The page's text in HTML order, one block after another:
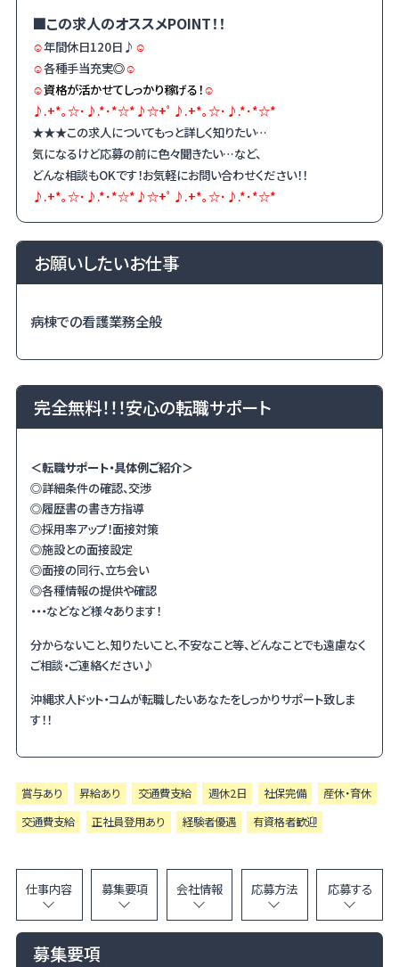
■この求人のオススメPOINT！！
☺年間休日120日♪ ☺
☺各種手当充実◎☺
☺資格が活かせてしっかり稼げる！☺
♪.+*｡☆･♪.*･*☆*♪☆+ﾟ♪.+*｡☆･♪.*･*☆*
★★★この求人についてもっと詳しく知りたい…
気になるけど応募の前に色々聞きたい…など、
どんな相談もOKです！お気軽にお問い合わせください！！
♪.+*｡☆･♪.*･*☆*♪☆+ﾟ♪.+*｡☆･♪.*･*☆*
お願いしたいお仕事
病棟での看護業務全般
完全無料！！！安心の転職サポート
＜転職サポート・具体例ご紹介＞
◎詳細条件の確認、交渉
◎履歴書の書き方指導
◎採用率アップ！面接対策
◎施設との面接設定
◎面接の同行、立ち会い
◎各種情報の提供や確認
・・・などなど様々あります！
分からないこと、知りたいこと、不安なこと等、どんなことでも遠慮なく
ご相談・ご連絡ください♪
沖縄求人ドット・コムが転職したいあなたをしっかりサポート致しま
す！！
賞与あり 昇給あり 交通費支給 週休2日 社保完備
産休・育休
交通費支給
正社員登用あり 経験者優遇 有資格者歓迎
仕事内容 募集要項 会社情報 応募方法 応募する
募集要項